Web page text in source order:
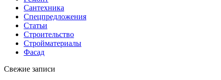
Сантехника
Спецпредложения
Статьи
Строительство
Стройматериалы
Фасад
Свежие записи